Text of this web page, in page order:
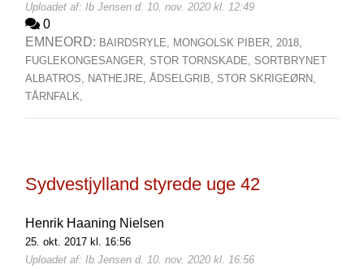
Uploadet af: Ib Jensen d. 10. nov. 2020 kl. 12:49
0
EMNEORD: BAIRDSRYLE, MONGOLSK PIBER, 2018,
FUGLEKONGESANGER, STOR TORNSKADE, SORTBRYNET
ALBATROS, NATHEJRE, ÅDSELGRIB, STOR SKRIGEØRN,
TÅRNFALK,
Sydvestjylland styrede uge 42
Henrik Haaning Nielsen
25. okt. 2017 kl. 16:56
Uploadet af: Ib Jensen d. 10. nov. 2020 kl. 16:56